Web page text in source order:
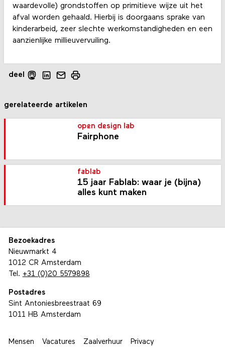
waardevolle) grondstoffen op primitieve wijze uit het
afval worden gehaald. Hierbij is doorgaans sprake van
kinderarbeid, zeer slechte werkomstandigheden en een
aanzienlijke millieuvervuiling.
deel
gerelateerde artikelen
open design lab
Fairphone
fablab
15 jaar Fablab: waar je (bijna)
alles kunt maken
Bezoekadres
Nieuwmarkt 4
1012 CR Amsterdam
Tel. +31 (0)20 5579898
Postadres
Sint Antoniesbreestraat 69
1011 HB Amsterdam
Mensen Vacatures Zaalverhuur Privacy